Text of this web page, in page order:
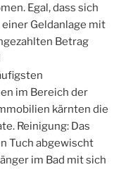
Egal, dass sich
Geldanlage mit
Betrag
im Bereich der
kärnten die
Reinigung: Das
Tuch abgewischt
im Bad mit sich